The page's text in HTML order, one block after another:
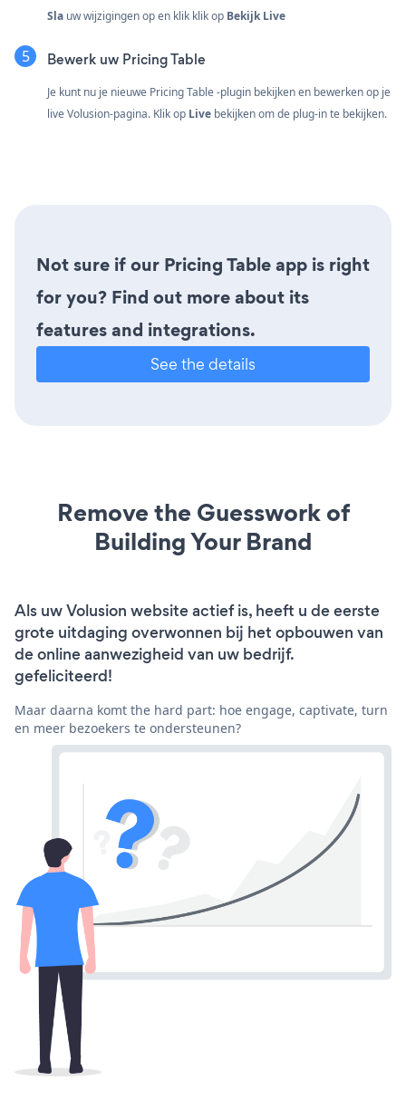
Sla uw wijzigingen op en klik klik op Bekijk Live
Bewerk uw Pricing Table
Je kunt nu je nieuwe Pricing Table -plugin bekijken en bewerken op je
live Volusion-pagina. Klik op Live bekijken om de plug-in te bekijken.
Not sure if our Pricing Table app is right
for you? Find out more about its
features and integrations.
See the details
Remove the Guesswork of
Building Your Brand
Als uw Volusion website actief is, heeft u de eerste
grote uitdaging overwonnen bij het opbouwen van
de online aanwezigheid van uw bedrijf.
gefeliciteerd!
Maar daarna komt the hard part: hoe engage, captivate, turn
en meer bezoekers te ondersteunen?